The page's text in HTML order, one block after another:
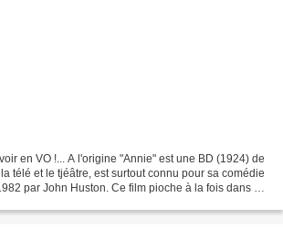
en VO !... A l'origine "Annie" est une BD (1924) de
télé et le tjéâtre, est surtout connu pour sa comédie
par John Huston. Ce film pioche à la fois dans ce